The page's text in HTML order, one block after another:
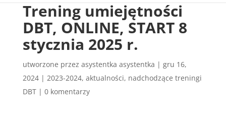
Trening umiejętności
DBT, ONLINE, START 8
stycznia 2025 r.
utworzone przez asystentka asystentka | gru 16,
2024| 2023-2024, aktualności, nadchodzące treningi
DBT| 0 komentarzy